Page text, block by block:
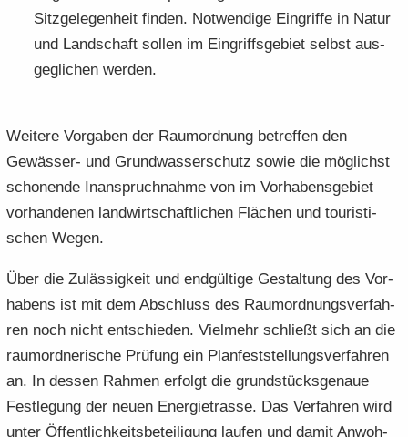
Sitz­ge­le­gen­heit fin­den. Not­wen­di­ge Ein­grif­fe in Natur
und Land­schaft sol­len im Ein­griffs­ge­biet selbst aus­
ge­gli­chen wer­den.
Wei­te­re Vor­ga­ben der Raum­ord­nung be­tref­fen den
Gewässer-​ und Grund­was­ser­schutz sowie die mög­lichst
scho­nen­de In­an­spruch­nah­me von im Vor­ha­bens­ge­biet
vor­han­de­nen land­wirt­schaft­li­chen Flä­chen und tou­ris­ti­
schen Wegen.
Über die Zu­läs­sig­keit und end­gül­ti­ge Ge­stal­tung des Vor­
ha­bens ist mit dem Ab­schluss des Raum­ord­nungs­ver­fah­
ren noch nicht ent­schie­den. Viel­mehr schließt sich an die
raum­ord­ne­ri­sche Prü­fung ein Plan­fest­stel­lungs­ver­fah­ren
an. In des­sen Rah­men er­folgt die grund­stücks­ge­naue
Fest­le­gung der neuen En­er­gie­tras­se. Das Ver­fah­ren wird
unter Öf­fent­lich­keits­be­tei­li­gung lau­fen und damit An­woh­